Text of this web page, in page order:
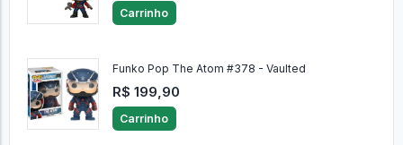
Carrinho
Funko Pop The Atom #378 - Vaulted
R$ 199,90
Carrinho